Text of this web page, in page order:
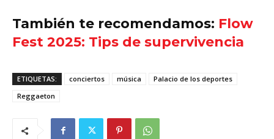
También te recomendamos: Flow
Fest 2025: Tips de supervivencia
ETIQUETAS: conciertos música
Palacio de los deportes
Reggaeton